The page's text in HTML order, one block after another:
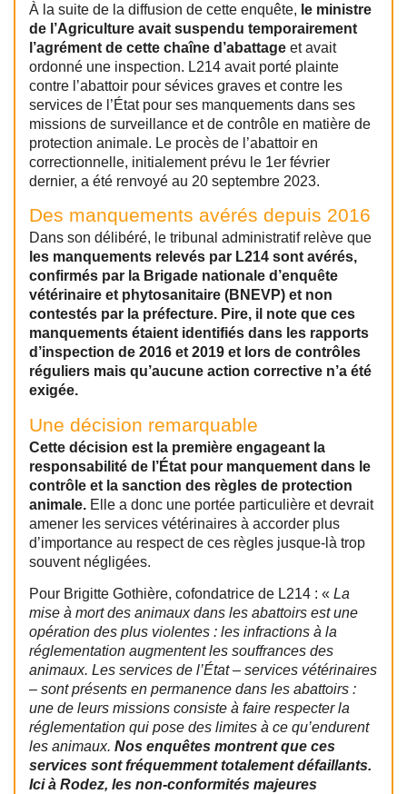
À la suite de la diffusion de cette enquête, le ministre
de l’Agriculture avait suspendu temporairement
l’agrément de cette chaîne d’abattage et avait
ordonné une inspection. L214 avait porté plainte
contre l’abattoir pour sévices graves et contre les
services de l’État pour ses manquements dans ses
missions de surveillance et de contrôle en matière de
protection animale. Le procès de l’abattoir en
correctionnelle, initialement prévu le 1er février
dernier, a été renvoyé au 20 septembre 2023.
Des manquements avérés depuis 2016
Dans son délibéré, le tribunal administratif relève que
les manquements relevés par L214 sont avérés,
confirmés par la Brigade nationale d’enquête
vétérinaire et phytosanitaire (BNEVP) et non
contestés par la préfecture. Pire, il note que ces
manquements étaient identifiés dans les rapports
d’inspection de 2016 et 2019 et lors de contrôles
réguliers mais qu’aucune action corrective n’a été
exigée.
Une décision remarquable
Cette décision est la première engageant la
responsabilité de l’État pour manquement dans le
contrôle et la sanction des règles de protection
animale. Elle a donc une portée particulière et devrait
amener les services vétérinaires à accorder plus
d’importance au respect de ces règles jusque-là trop
souvent négligées.
Pour Brigitte Gothière, cofondatrice de L214 : « La
mise à mort des animaux dans les abattoirs est une
opération des plus violentes : les infractions à la
réglementation augmentent les souffrances des
animaux. Les services de l’État – services vétérinaires
– sont présents en permanence dans les abattoirs :
une de leurs missions consiste à faire respecter la
réglementation qui pose des limites à ce qu’endurent
les animaux. Nos enquêtes montrent que ces
services sont fréquemment totalement défaillants.
Ici à Rodez, les non-conformités majeures